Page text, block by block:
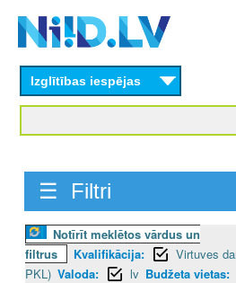
content
Izglītības iespējas
☰ Filtri
Notīrīt meklētos vārdus un
filtrus
Kvalifikācija:
Virtuves
PKL) Valoda: lv Budžeta vietas: